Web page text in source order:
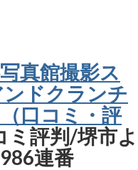
真館撮影ス
ドクランチ
口コミ・評
ミ評判/堺市よ
連番